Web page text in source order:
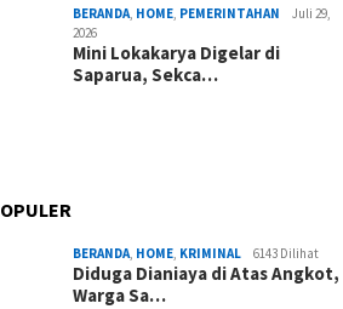
BERANDA, HOME, PEMERINTAHAN
Juli 29,
2026
Mini Lokakarya Digelar di
Saparua, Sekca…
BERANDA, HOME, KRIMINAL 6143 Dilihat
Diduga Dianiaya di Atas Angkot,
Warga Sa…